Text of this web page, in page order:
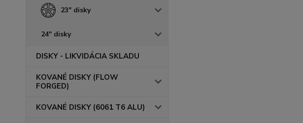
23" disky
24" disky
DISKY - LIKVIDÁCIA SKLADU
KOVANÉ DISKY (FLOW
FORGED)
KOVANÉ DISKY (6061 T6 ALU)